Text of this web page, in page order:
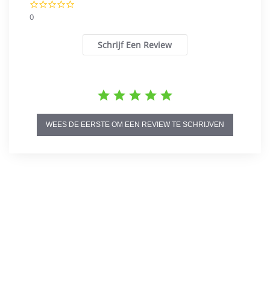
0
Schrijf Een Review
WEES DE EERSTE OM EEN REVIEW TE SCHRIJVEN